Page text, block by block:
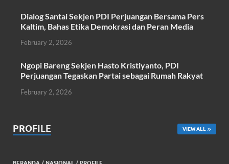
Dialog Santai Sekjen PDI Perjuangan Bersama Pers
Kaltim, Bahas Etika Demokrasi dan Peran Media
February 2, 2026
Ngopi Bareng Sekjen Hasto Kristiyanto, PDI
Perjuangan Tegaskan Partai sebagai Rumah Rakyat
February 2, 2026
PROFILE VIEW ALL